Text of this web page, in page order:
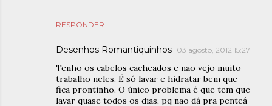
RESPONDER
Desenhos Romantiquinhos 03 agosto, 2012 15:27
Tenho os cabelos cacheados e não vejo muito
trabalho neles. É só lavar e hidratar bem que
fica prontinho. O único problema é que tem que
lavar quase todos os dias, pq não dá pra penteá-